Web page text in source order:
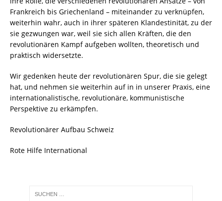
Frankreich bis Griechenland – miteinander zu verknüpfen,
weiterhin wahr, auch in ihrer späteren Klandestinität, zu der
sie gezwungen war, weil sie sich allen Kräften, die den
revolutionären Kampf aufgeben wollten, theoretisch und
praktisch widersetzte.
Wir gedenken heute der revolutionären Spur, die sie gelegt
hat, und nehmen sie weiterhin auf in in unserer Praxis, eine
internationalistische, revolutionäre, kommunistische
Perspektive zu erkämpfen.
Revolutionärer Aufbau Schweiz
Rote Hilfe International